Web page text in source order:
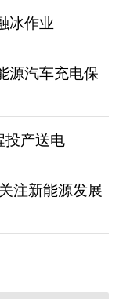
冰作业
源汽车充电保
投产送电
注新能源发展